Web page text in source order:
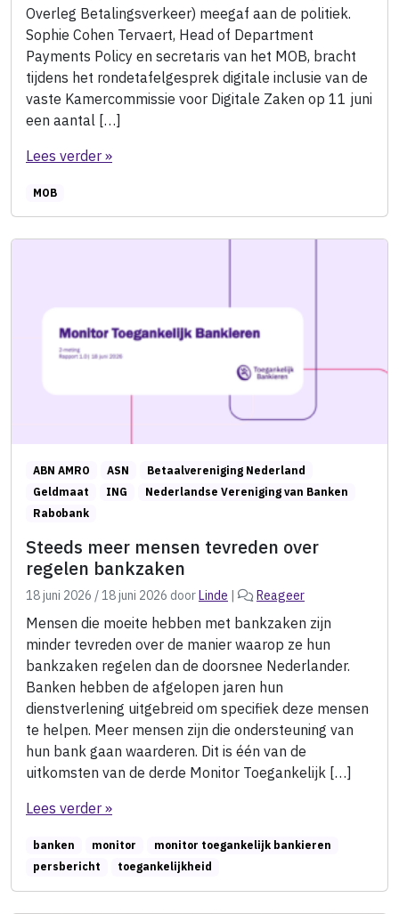
Overleg Betalingsverkeer) meegaf aan de politiek.
Sophie Cohen Tervaert, Head of Department
Payments Policy en secretaris van het MOB, bracht
tijdens het rondetafelgesprek digitale inclusie van de
vaste Kamercommissie voor Digitale Zaken op 11 juni
een aantal […]
Lees verder »
MOB
ABN AMRO ASN
Betaalvereniging Nederland
Geldmaat
ING
Nederlandse Vereniging van Banken
Rabobank
Steeds meer mensen tevreden over
regelen bankzaken
18 juni 2026 /18 juni 2026 doorLinde | Reageer
Mensen die moeite hebben met bankzaken zijn
minder tevreden over de manier waarop ze hun
bankzaken regelen dan de doorsnee Nederlander.
Banken hebben de afgelopen jaren hun
dienstverlening uitgebreid om specifiek deze mensen
te helpen. Meer mensen zijn die ondersteuning van
hun bank gaan waarderen. Dit is één van de
uitkomsten van de derde Monitor Toegankelijk […]
Lees verder »
banken monitor
monitor toegankelijk bankieren
persbericht
toegankelijkheid